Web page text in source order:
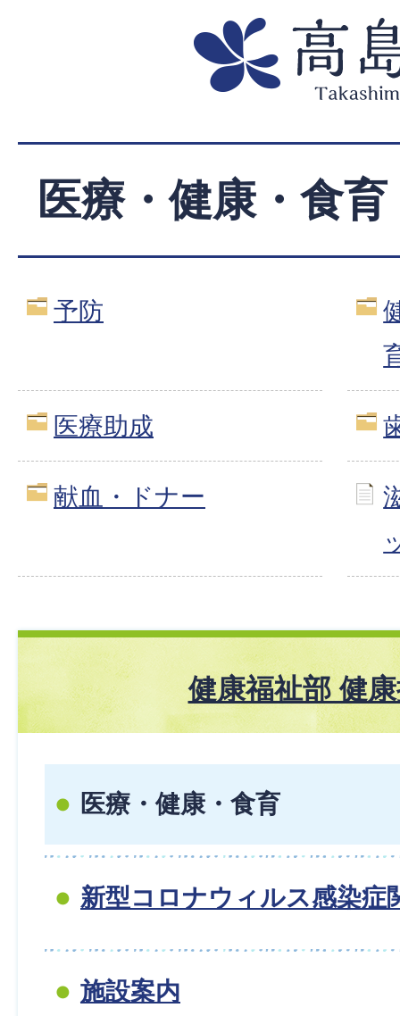
医療・健康・食育
予防
医療助成
献血・ドナー
健康福祉部 健
医療・健康・食育
新型コロナウィルス感染症
施設案内